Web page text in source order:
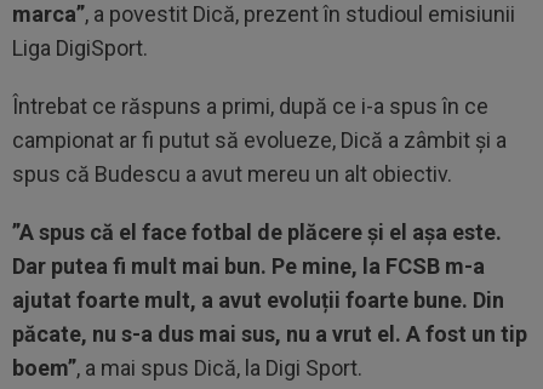
marca”, a povestit Dică, prezent în studioul emisiunii
Liga DigiSport.
Întrebat ce răspuns a primi, după ce i-a spus în ce
campionat ar fi putut să evolueze, Dică a zâmbit și a
spus că Budescu a avut mereu un alt obiectiv.
”A spus că el face fotbal de plăcere și el așa este.
Dar putea fi mult mai bun. Pe mine, la FCSB m-a
ajutat foarte mult, a avut evoluții foarte bune. Din
păcate, nu s-a dus mai sus, nu a vrut el. A fost un tip
boem”, a mai spus Dică, la Digi Sport.